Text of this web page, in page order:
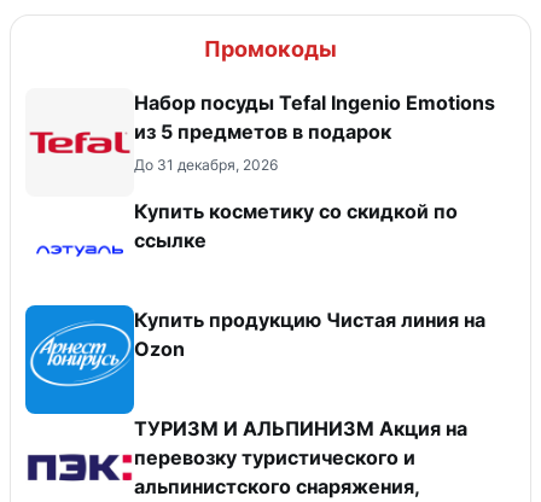
Промокоды
Набор посуды Tefal Ingenio Emotions
из 5 предметов в подарок
До 31 декабря, 2026
Купить косметику со скидкой по
ссылке
Купить продукцию Чистая линия на
Ozon
ТУРИЗМ И АЛЬПИНИЗМ Акция на
перевозку туристического и
альпинистского снаряжения,